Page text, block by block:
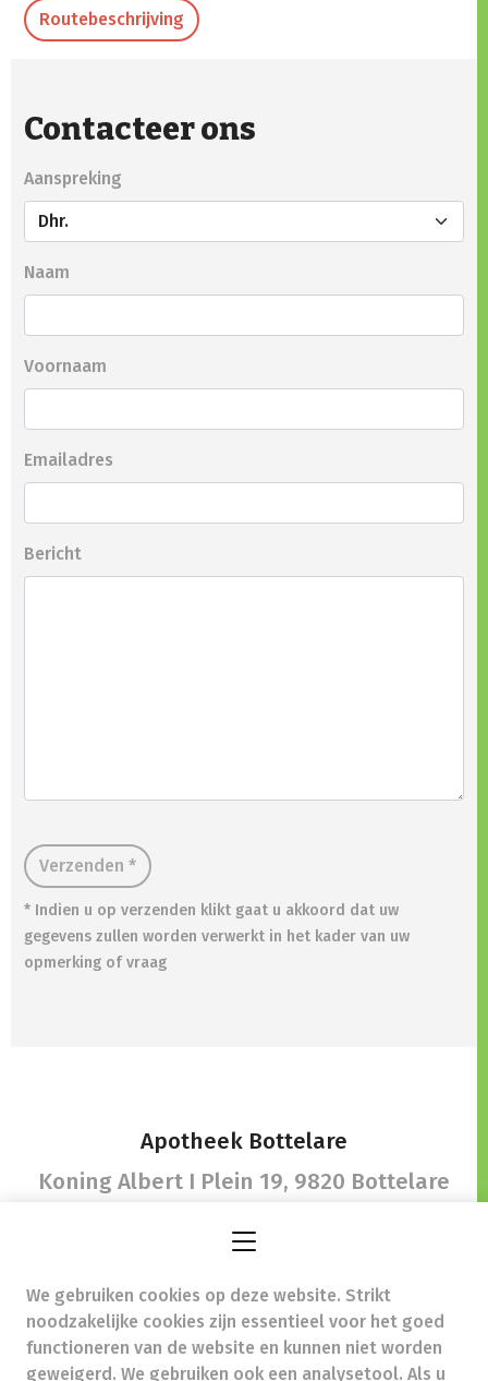
Routebeschrijving
Contacteer ons
Aanspreking
Naam
Voornaam
Emailadres
Bericht
Verzenden *
* Indien u op verzenden klikt gaat u akkoord dat uw
gegevens zullen worden verwerkt in het kader van uw
opmerking of vraag
Apotheek Bottelare
Koning Albert I Plein 19, 9820 Bottelare
info@apotheekbottelare.be - Ondernemingsnummer
(BTW nr.) (BE)0627868033
Beroepstitel: Apotheker werkzaam in België
We gebruiken cookies op deze website. Strikt
noodzakelijke cookies zijn essentieel voor het goed
functioneren van de website en kunnen niet worden
geweigerd. We gebruiken ook een analysetool. Als u